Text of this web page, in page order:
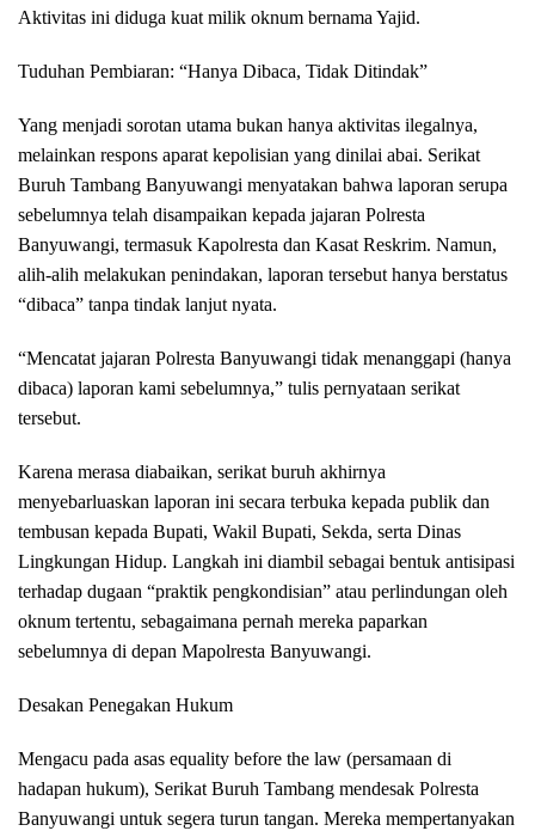
Aktivitas ini diduga kuat milik oknum bernama Yajid.
Tuduhan Pembiaran: “Hanya Dibaca, Tidak Ditindak”
Yang menjadi sorotan utama bukan hanya aktivitas ilegalnya,
melainkan respons aparat kepolisian yang dinilai abai. Serikat
Buruh Tambang Banyuwangi menyatakan bahwa laporan serupa
sebelumnya telah disampaikan kepada jajaran Polresta
Banyuwangi, termasuk Kapolresta dan Kasat Reskrim. Namun,
alih-alih melakukan penindakan, laporan tersebut hanya berstatus
“dibaca” tanpa tindak lanjut nyata.
“Mencatat jajaran Polresta Banyuwangi tidak menanggapi (hanya
dibaca) laporan kami sebelumnya,” tulis pernyataan serikat
tersebut.
Karena merasa diabaikan, serikat buruh akhirnya
menyebarluaskan laporan ini secara terbuka kepada publik dan
tembusan kepada Bupati, Wakil Bupati, Sekda, serta Dinas
Lingkungan Hidup. Langkah ini diambil sebagai bentuk antisipasi
terhadap dugaan “praktik pengkondisian” atau perlindungan oleh
oknum tertentu, sebagaimana pernah mereka paparkan
sebelumnya di depan Mapolresta Banyuwangi.
Desakan Penegakan Hukum
Mengacu pada asas equality before the law (persamaan di
hadapan hukum), Serikat Buruh Tambang mendesak Polresta
Banyuwangi untuk segera turun tangan. Mereka mempertanyakan